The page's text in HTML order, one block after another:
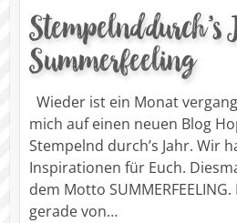
Stempelnd durch’s
Summerfeeling
Wieder ist ein Monat
mich auf einen neuen Blog
Stempelnd durch’s Jahr. Wir
Inspirationen für Euch.
dem Motto
gerade von…